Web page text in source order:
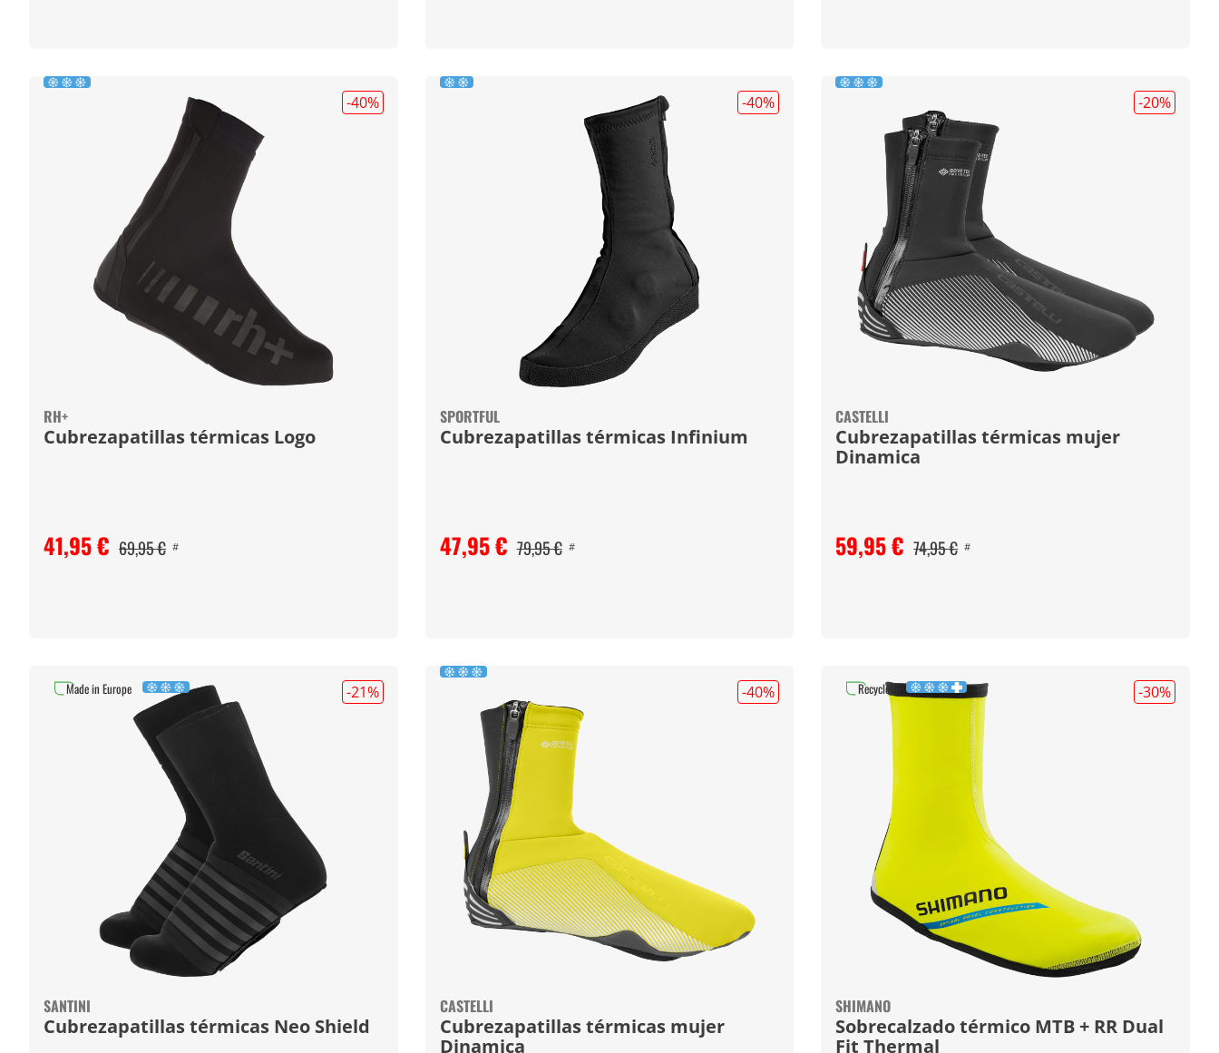
-40%
RH+
Cubrezapatillas térmicas Logo
41,95 € 69,95 € #
-40%
SPORTFUL
Cubrezapatillas térmicas Infinium
47,95 € 79,95 € #
-20%
CASTELLI
Cubrezapatillas térmicas mujer
Dinamica
59,95 € 74,95 € #
-21%
SANTINI
Cubrezapatillas térmicas Neo Shield
Made in Europe -40%
CASTELLI
Cubrezapatillas térmicas mujer
Dinamica
-30%
SHIMANO
Sobrecalzado térmico MTB + RR Dual
Fit Thermal
Recycled